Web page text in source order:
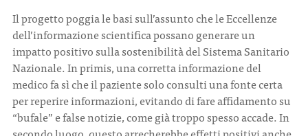
Il progetto poggia le basi sull’assunto che le Eccellenze
dell’informazione scientifica possano generare un
impatto positivo sulla sostenibilità del Sistema Sanitario
Nazionale. In primis, una corretta informazione del
medico fa sì che il paziente solo consulti una fonte certa
per reperire informazioni, evitando di fare affidamento su
“bufale” e false notizie, come già troppo spesso accade. In